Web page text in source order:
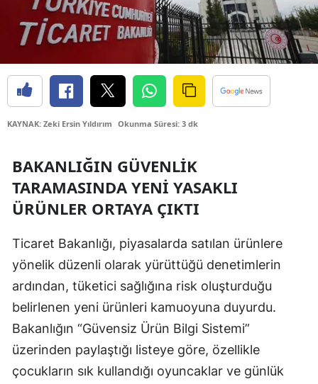
Çorum
Denizli
Diyarbakır
Edirne
Erzurum
Giresun
Gümüşhane
Hakkari
Hatay
KAYNAK: Zeki Ersin Yıldırım Okunma Süresi: 3 dk
BAKANLIĞIN GÜVENLIK
TARAMASINDA YENI YASAKLI
ÜRÜNLER ORTAYA ÇIKTI
Ticaret Bakanlığı, piyasalarda satılan ürünlere
yönelik düzenli olarak yürüttüğü denetimlerin
ardından, tüketici sağlığına risk oluşturduğu
belirlenen yeni ürünleri kamuoyuna duyurdu.
Bakanlığın “Güvensiz Ürün Bilgi Sistemi”
üzerinden paylaştığı listeye göre, özellikle
çocukların sık kullandığı oyuncaklar ve günlük